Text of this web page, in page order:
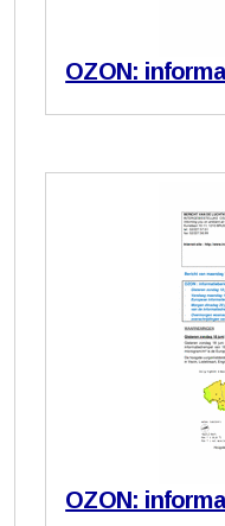
OZON:
OZON: